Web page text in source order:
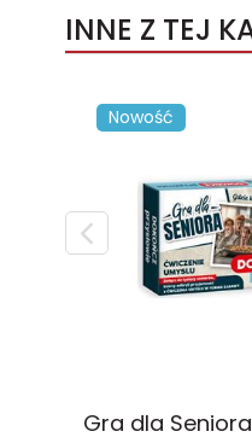
INNE Z TEJ
Nowość